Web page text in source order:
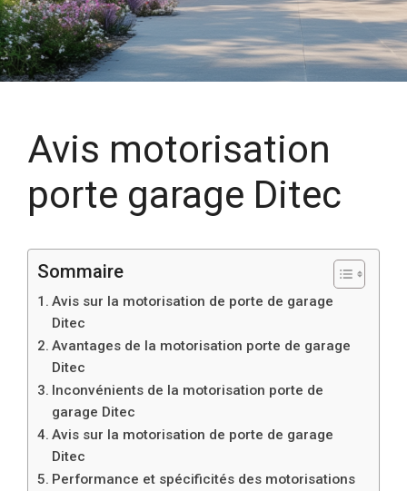
Avis motorisation
porte garage Ditec
Sommaire
Avis sur la motorisation de porte de garage
Ditec
Avantages de la motorisation porte de garage
Ditec
Inconvénients de la motorisation porte de
garage Ditec
Avis sur la motorisation de porte de garage
Ditec
Performance et spécificités des motorisations